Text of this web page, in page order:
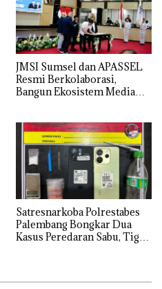
JMSI Sumsel dan APASSEL
Resmi Berkolaborasi,
Bangun Ekosistem Media
Kreatif
Satresnarkoba Polrestabes
Palembang Bongkar Dua
Kasus Peredaran Sabu, Tiga